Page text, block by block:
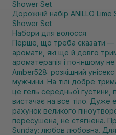
Дорожній набір ANILLO
Shower Set
Набори для волосся
Перше, що треба сказати —
аромати, які ще й довго
ароматерапія і по-іншому
Amber528: розкішний
мужчини. На тілі добре
це гель середньої густини,
вистачає на все тіло. Дуже
рахунок великого
пересушена, не стягнена.
Sunday: любов любовна. Для